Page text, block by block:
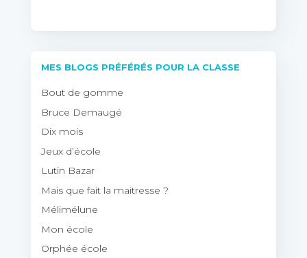
MES BLOGS PRÉFÉRÉS POUR LA CLASSE
Bout de gomme
Bruce Demaugé
Dix mois
Jeux d’école
Lutin Bazar
Mais que fait la maitresse ?
Mélimélune
Mon école
Orphée école